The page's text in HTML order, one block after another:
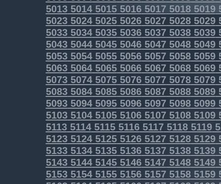
50135014501550165017 50185019
5023502450255026502750285029
5033503450355036503750385039
5043504450455046504750485049
5053505450555056505750585059
5063506450655066506750685069
5073507450755076507750785079
5083508450855086508750885089
5093509450955096509750985099
5103510451055106510751085109
5113511451155116511751185119
5123512451255126512751285129
5133513451355136513751385139
5143514451455146514751485149
5153515451555156515751585159